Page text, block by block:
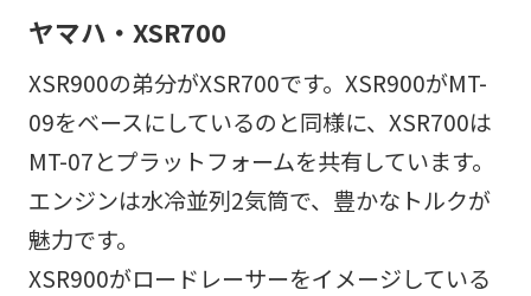
ヤマハ・XSR700
XSR900の弟分がXSR700です。XSR900がMT-
09をベースにしているのと同様に、XSR700は
MT-07とプラットフォームを共有しています。
エンジンは水冷並列2気筒で、豊かなトルクが
魅力です。
XSR900がロードレーサーをイメージしている